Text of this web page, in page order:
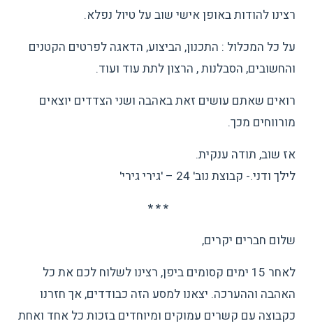
רצינו להודות באופן אישי שוב על טיול נפלא.
על כל המכלול : התכנון, הביצוע, הדאגה לפרטים הקטנים
והחשובים, הסבלנות , הרצון לתת עוד ועוד.
רואים שאתם עושים זאת באהבה ושני הצדדים יוצאים
מורווחים מכך.
אז שוב, תודה ענקית.
לילך ודני.- קבוצת נוב' 24 – 'גירי גירי'
* * *
שלום חברים יקרים,
לאחר 15 ימים קסומים ביפן, רצינו לשלוח לכם את כל
האהבה וההערכה. יצאנו למסע הזה כבודדים, אך חזרנו
כקבוצה עם קשרים עמוקים ומיוחדים בזכות כל אחד ואחת